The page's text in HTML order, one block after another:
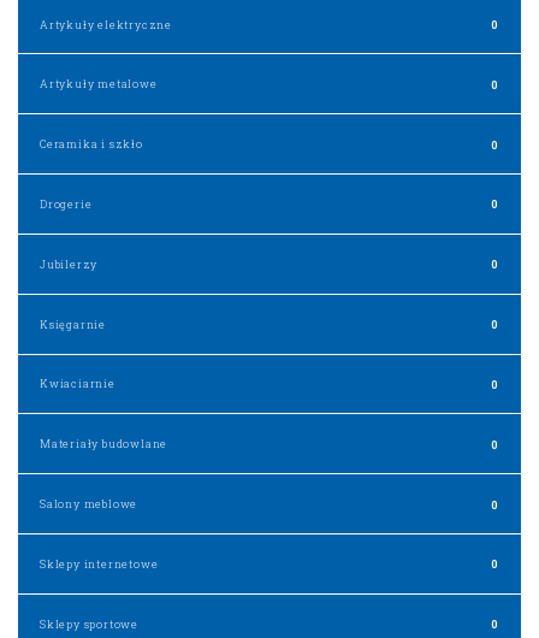
Artykuły elektryczne 0
Artykuły metalowe 0
Ceramika i szkło 0
Drogerie 0
Jubilerzy 0
Księgarnie 0
Kwiaciarnie 0
Materiały budowlane 0
Salony meblowe 0
Sklepy internetowe 0
Sklepy sportowe 0